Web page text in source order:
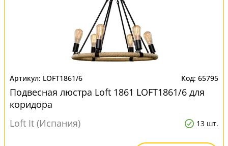
LOFT1861/6 65795
Подвесная люстра Loft 1861 LOFT1861/6 для
коридора
Loft It (Испания)
13 шт.